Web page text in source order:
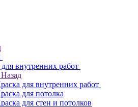
внутренних работ
Назад
для внутренних работ
для потолка
для стен и потолков